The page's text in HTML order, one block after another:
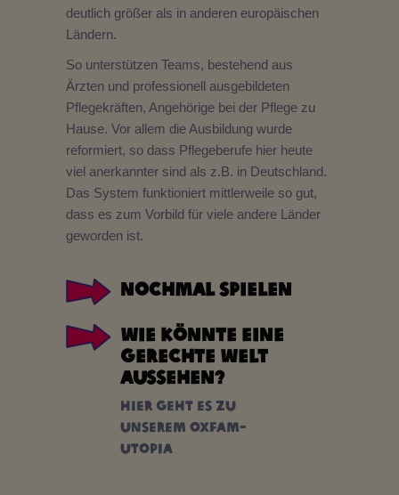
deutlich größer als in anderen europäischen
Ländern.
So unterstützen Teams, bestehend aus
Ärzten und professionell ausgebildeten
Pflegekräften, Angehörige bei der Pflege zu
Hause. Vor allem die Ausbildung wurde
reformiert, so dass Pflegeberufe hier heute
viel anerkannter sind als z.B. in Deutschland.
Das System funktioniert mittlerweile so gut,
dass es zum Vorbild für viele andere Länder
geworden ist.
Nochmal spielen
Wie könnte eine
gerechte Welt
aussehen?
Hier geht es zu
unserem Oxfam-
Utopia